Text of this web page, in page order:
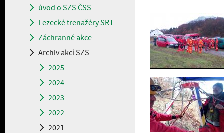
úvod o SZS ČSS
Lezecké trenažéry SRT
Záchranné akce
Archiv akcí SZS
2025
2024
2023
2022
2021